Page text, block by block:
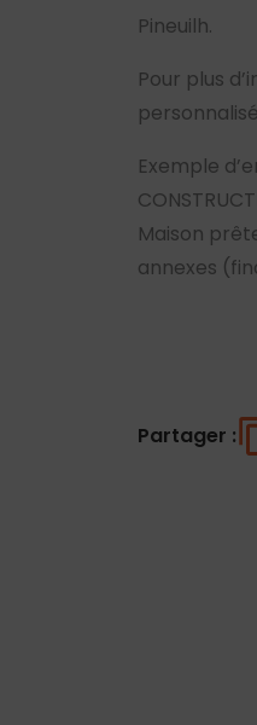
Pineuilh.
Pour plus
Exemple
Maison
annexes
Partager :